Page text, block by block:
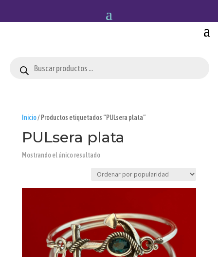
productos
Inicio/ Productos etiquetados “PULsera plata”
PULsera plata
Mostrando el único resultado